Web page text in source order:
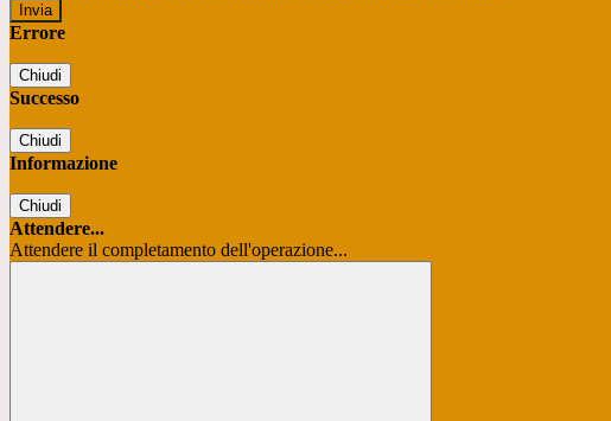
Errore
Chiudi
Successo
Chiudi
Informazione
Chiudi
Attendere...
Attendere il completamento dell'operazione...